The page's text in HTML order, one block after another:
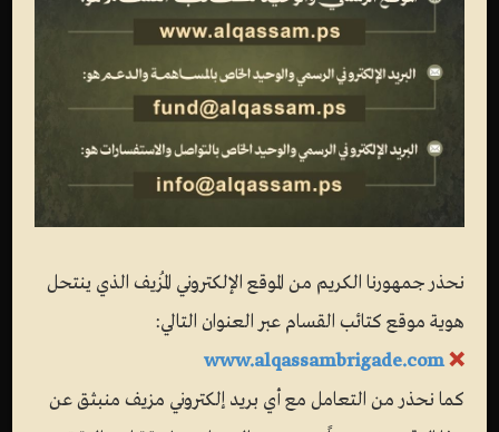
نحذر جمهورنا الكريم من الموقع الإلكتروني المُزيف الذي ينتحل
هوية موقع كتائب القسام عبر العنوان التالي:
❌
www.alqassambrigade.com
كما نحذر من التعامل مع أي بريد إلكتروني مزيف منبثق عن